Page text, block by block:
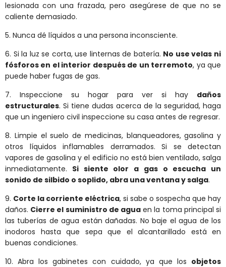
lesionada con una frazada, pero asegúrese de que no se
caliente demasiado.
5. Nunca dé líquidos a una persona inconsciente.
6. Si la luz se corta, use linternas de batería. No use velas ni
fósforos en el interior después de un terremoto, ya que
puede haber fugas de gas.
7. Inspeccione su hogar para ver si hay daños
estructurales. Si tiene dudas acerca de la seguridad, haga
que un ingeniero civil inspeccione su casa antes de regresar.
8. Limpie el suelo de medicinas, blanqueadores, gasolina y
otros líquidos inflamables derramados. Si se detectan
vapores de gasolina y el edificio no está bien ventilado, salga
inmediatamente. Si siente olor a gas o escucha un
sonido de silbido o soplido, abra una ventana y salga.
9. Corte la corriente eléctrica, si sabe o sospecha que hay
daños. Cierre el suministro de agua en la toma principal si
las tuberías de agua están dañadas. No baje el agua de los
inodoros hasta que sepa que el alcantarillado está en
buenas condiciones.
10. Abra los gabinetes con cuidado, ya que los objetos